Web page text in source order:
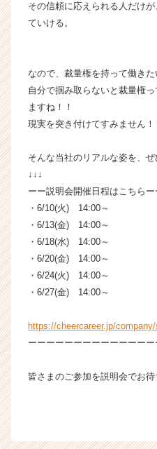
e
a
r
r）
その信頼に応えられる人だけ
ていける。
なので、裁量権を持って働きた
自分で掴み取らないと裁量権
ますね！！
現実を突き付けてすみません！
そんな当社のリアルな姿を、
↓↓↓
ーー説明会開催日程はこちらー
・6/10(火) 14:00～
・6/13(金) 14:00～
・6/18(水) 14:00～
・6/20(金) 14:00～
・6/24(火) 14:00～
・6/27(金) 14:00～
https://cheercareer.jp/
ーーーーーーーーーーーーーー
皆さまのご参加を説明会でお